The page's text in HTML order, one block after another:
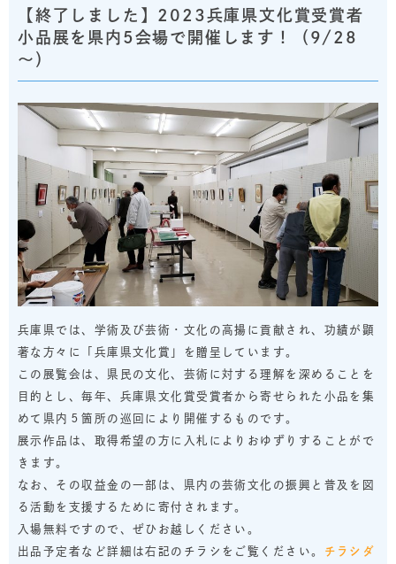
【終了しました】2023兵庫県文化賞受賞者
小品展を県内5会場で開催します！（9/28
～）
兵庫県では、学術及び芸術・文化の高揚に貢献され、功績が顕
著な方々に「兵庫県文化賞」を贈呈しています。
この展覧会は、県民の文化、芸術に対する理解を深めることを
目的とし、毎年、兵庫県文化賞受賞者から寄せられた小品を集
めて県内５箇所の巡回により開催するものです。
展示作品は、取得希望の方に入札によりおゆずりすることがで
きます。
なお、その収益金の一部は、県内の芸術文化の振興と普及を図
る活動を支援するために寄付されます。
入場無料ですので、ぜひお越しください。
出品予定者など詳細は右記のチラシをご覧ください。
チラシダ